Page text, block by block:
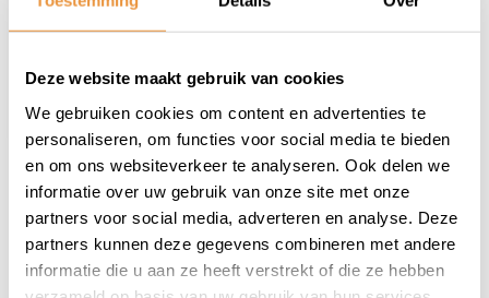
Deze website maakt gebruik van cookies
We gebruiken cookies om content en advertenties te
personaliseren, om functies voor social media te bieden
en om ons websiteverkeer te analyseren. Ook delen we
informatie over uw gebruik van onze site met onze
partners voor social media, adverteren en analyse. Deze
partners kunnen deze gegevens combineren met andere
informatie die u aan ze heeft verstrekt of die ze hebben
1